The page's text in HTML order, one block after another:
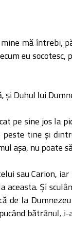
mă întrebi,
eu
Duhul lui
pe sine jos la
tine şi
aşa, nu poate
sau Carion,
Şi
de la
bătrânul,